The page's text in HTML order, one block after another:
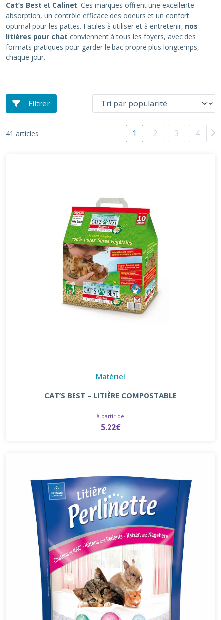
Cat’s Best et Calinet. Ces marques offrent une excellente
absorption, un contrôle efficace des odeurs et un confort
optimal pour les pattes. Faciles à utiliser et à entretenir, nos
litières pour chat conviennent à tous les foyers, avec des
formats pratiques pour garder le bac propre plus longtemps,
chaque jour.
Filtrer
41 articles 1 2 3 4
Matériel
CAT’S BEST – LITIÈRE COMPOSTABLE
à partir de
5.22€